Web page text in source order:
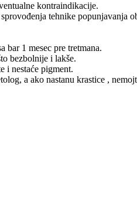
kontraindikacije.
tehnike popunjavanja
1 mesec pre tretmana.
bezbolnije i lakše.
i nestaće pigment.
a ako nastanu krastice ,